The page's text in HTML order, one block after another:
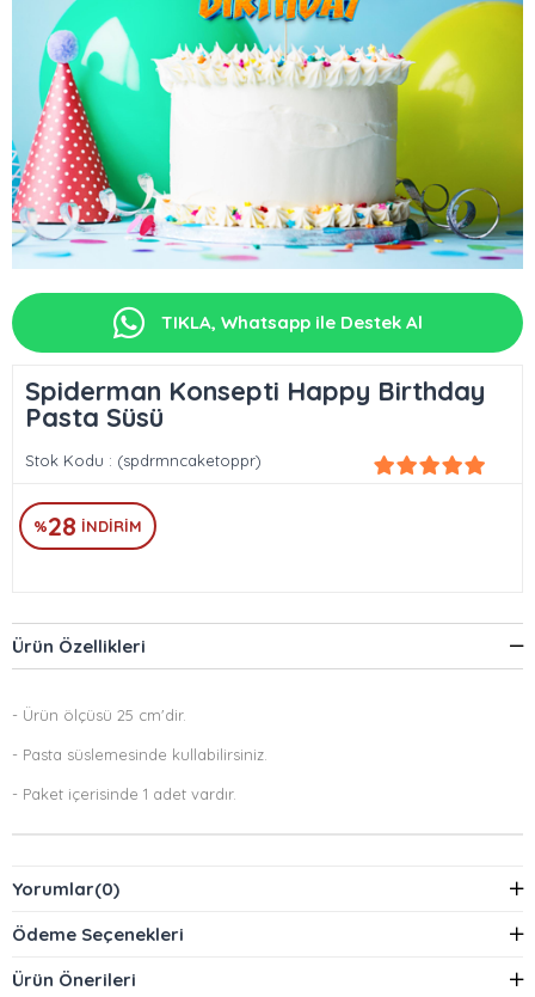
TIKLA, Whatsapp ile Destek Al
Spiderman Konsepti Happy Birthday
Pasta Süsü
Stok Kodu (spdrmncaketoppr)
%28 İNDIRIM
Ürün Özellikleri
- Ürün ölçüsü 25 cm'dir.
- Pasta süslemesinde kullabilirsiniz.
- Paket içerisinde 1 adet vardır.
Yorumlar(0)
Ödeme Seçenekleri
Ürün Önerileri